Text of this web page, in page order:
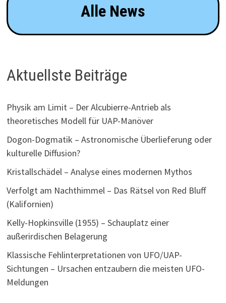
Alle News
Aktuellste Beiträge
Physik am Limit – Der Alcubierre-Antrieb als
theoretisches Modell für UAP-Manöver
Dogon-Dogmatik – Astronomische Überlieferung oder
kulturelle Diffusion?
Kristallschädel – Analyse eines modernen Mythos
Verfolgt am Nachthimmel – Das Rätsel von Red Bluff
(Kalifornien)
Kelly-Hopkinsville (1955) – Schauplatz einer
außerirdischen Belagerung
Klassische Fehlinterpretationen von UFO/UAP-
Sichtungen – Ursachen entzaubern die meisten UFO-
Meldungen